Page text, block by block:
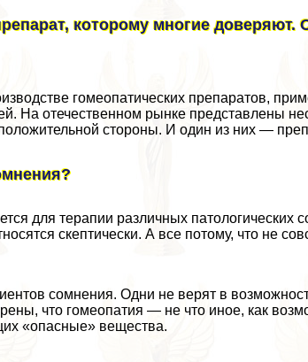
которому многие доверяют.
гомеопатических препаратов,
На отечественном рынке представлены
стороны. И один из них —
для терапии различных патологических
скептически. А все потому, что не
сомнения. Одни не верят в
что гомеопатия — не что иное, как
«опасные» вещества.